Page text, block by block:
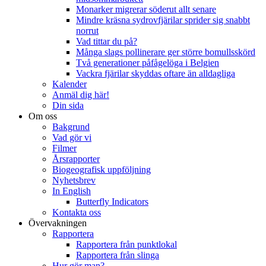
Monarker migrerar söderut allt senare
Mindre kräsna sydrovfjärilar sprider sig snabbt
norrut
Vad tittar du på?
Många slags pollinerare ger större bomullsskörd
Två generationer påfågelöga i Belgien
Vackra fjärilar skyddas oftare än alldagliga
Kalender
Anmäl dig här!
Din sida
Om oss
Bakgrund
Vad gör vi
Filmer
Årsrapporter
Biogeografisk uppföljning
Nyhetsbrev
In English
Butterfly Indicators
Kontakta oss
Övervakningen
Rapportera
Rapportera från punktlokal
Rapportera från slinga